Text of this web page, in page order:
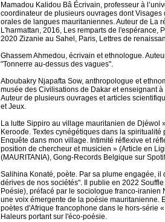
Mamadou Kalidou Bâ Écrivain, professeur à
coordinateur de plusieurs ouvrages dont Visages
orales de langues mauritaniennes. Auteur de La
L'harmattan, 2016, Les remparts de l'espérance,
2020 Zizanie au Sahel, Paris, Lettres de
Ghassem Ahmedou, écrivain et ethnologue.
"Tonnerre au-dessus des vagues".
Aboubakry Njapafta Sow, anthropologue et
musée des Civilisations de Dakar et enseignant à
Auteur de plusieurs ouvrages et articles
et Jeux.
La lutte Sippiro au village mauritanien de Djéwol
Kerooɗe. Textes cynégétiques dans la spiritualité
Enquête dans mon village. Intimité réflexive et
position de chercheur et musicien » (Article en
(MAURITANIA), Gong-Records Belgique sur
Salihina Konaté, poète. Par sa plume engagée,
dérives de nos sociétés". Il publie en 2022
Poésie), préfacé par le sociologue franco-iranien
une voix émergente de la poésie mauritanienne.
poètes d'Afrique francophone dans le hors-série
Haleurs portant sur l'éco-poésie.